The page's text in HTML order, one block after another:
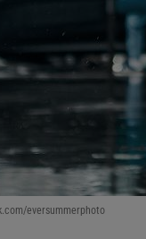
eversummerphoto
My, nasi Zaufani
Użycie dokładnych
Przechowywanie
badnie odbiorców i